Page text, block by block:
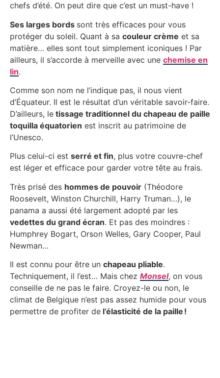
chefs d’été. On peut dire que c’est un must-have !
Ses larges bords sont très efficaces pour vous
protéger du soleil. Quant à sa couleur crème et sa
matière… elles sont tout simplement iconiques ! Par
ailleurs, il s’accorde à merveille avec une chemise en
lin.
Comme son nom ne l’indique pas, il nous vient
d’Équateur. Il est le résultat d’un véritable savoir-faire.
D’ailleurs, le tissage traditionnel du chapeau de paille
toquilla équatorien est inscrit au patrimoine de
l’Unesco.
Plus celui-ci est serré et fin, plus votre couvre-chef
est léger et efficace pour garder votre tête au frais.
Très prisé des hommes de pouvoir (Théodore
Roosevelt, Winston Churchill, Harry Truman…), le
panama a aussi été largement adopté par les
vedettes du grand écran. Et pas des moindres :
Humphrey Bogart, Orson Welles, Gary Cooper, Paul
Newman…
Il est connu pour être un chapeau pliable.
Techniquement, il l’est… Mais chez Monsel, on vous
conseille de ne pas le faire. Croyez-le ou non, le
climat de Belgique n’est pas assez humide pour vous
permettre de profiter de l’élasticité de la paille !